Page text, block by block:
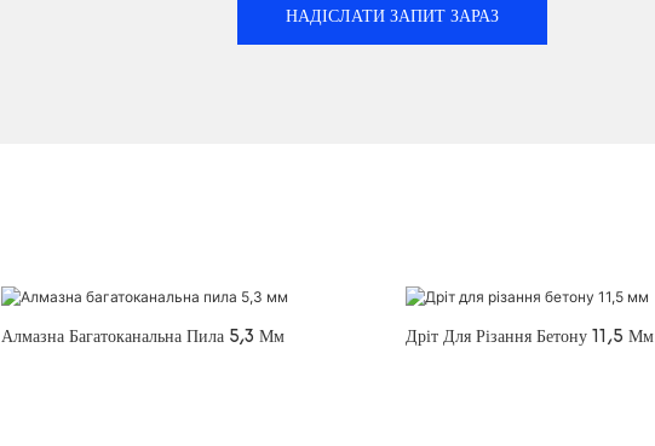
НАДІСЛАТИ ЗАПИТ ЗАРАЗ
Алмазна Багатоканальна Пила 5,3 Мм Дріт Для Різання Бетону 11,5 Мм